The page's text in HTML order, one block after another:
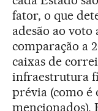
fator, o que
adesão ao
comparação a
caixas de
infraestrutura
prévia (como é
mencionados).